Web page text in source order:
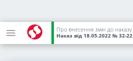
Наказ від 18.05.2022 № 32-22